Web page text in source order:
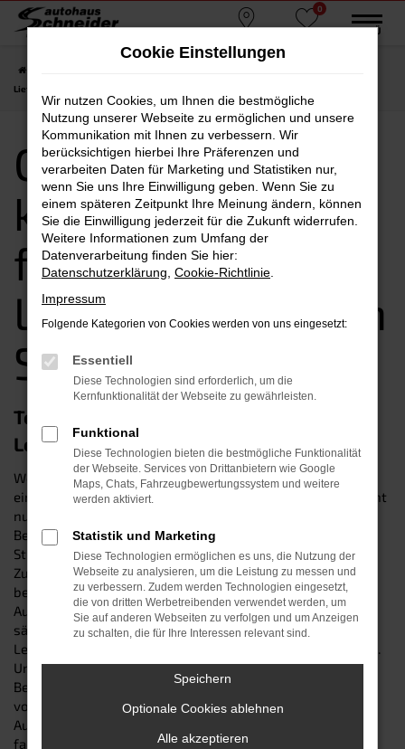
Zum
0
MENÜ
Lieferservice nach Straubing
CUPRA Leon
kaufen, leasen,
finanzieren |
Lieferservice nach
Straubing
Top-Mobilität in Straubing: der CUPRA
Leon
Wer erstklassig in Straubing unterwegs sein will, trifft mit
einem CUPRA Leon eine garantiert kluge Entscheidung: Nicht
nur, dass das Modell in sämtlichen Tests hervorragende
Bewertungen erzielt – auch „gewöhnliche“ Autofahrer in
Straubing und Umgebung schätzen die robuste
Zuverlässigkeit, den erstklassigen Komfort und die
bestechende Vielseitigkeit des CUPRA Leon. Wir vom
Autohaus Schneider sind Ihre lokale Top-Adresse für
sämtliche Fahrzeuge von CUPRA und verkaufen Ihnen den
Leon als Neuwagen sowie als Gebraucht- und Jahreswagen.
Unser Firmenname steht seit 1987 für herausragende
Beratung und Expertise im Kfz-Bereich. Ganz zu schweigen
von unserem Top-Werkstattservice, der Sie auch nach dem
Autokauf bei allen Anliegen rund um Ihren CUPRA Leon
fachkundig betreut und Ihnen sowohl bei Reparaturen als
Cookie Einstellungen
Wir nutzen Cookies, um Ihnen die bestmögliche
Nutzung unserer Webseite zu ermöglichen und unsere
Kommunikation mit Ihnen zu verbessern. Wir
berücksichtigen hierbei Ihre Präferenzen und
verarbeiten Daten für Marketing und Statistiken nur,
wenn Sie uns Ihre Einwilligung geben. Wenn Sie zu
einem späteren Zeitpunkt Ihre Meinung ändern, können
Sie die Einwilligung jederzeit für die Zukunft widerrufen.
Weitere Informationen zum Umfang der
Datenverarbeitung finden Sie hier:
Datenschutzerklärung Cookie-Richtlinie
Impressum
Folgende Kategorien von Cookies werden von uns eingesetzt:
Essentiell
Diese Technologien sind erforderlich, um die
Kernfunktionalität der Webseite zu gewährleisten.
Funktional
Diese Technologien bieten die bestmögliche Funktionalität
der Webseite. Services von Drittanbietern wie Google
Maps, Chats, Fahrzeugbewertungssystem und weitere
werden aktiviert.
Statistik und Marketing
Diese Technologien ermöglichen es uns, die Nutzung der
Webseite zu analysieren, um die Leistung zu messen und
zu verbessern. Zudem werden Technologien eingesetzt,
die von dritten Werbetreibenden verwendet werden, um
Sie auf anderen Webseiten zu verfolgen und um Anzeigen
zu schalten, die für Ihre Interessen relevant sind.
Speichern
Optionale Cookies ablehnen
Alle akzeptieren